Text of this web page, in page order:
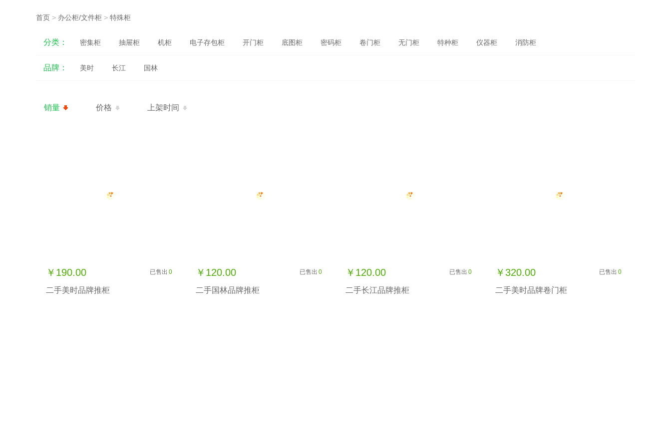
首页 > 办公柜/文件柜 > 特殊柜
分类： 密集柜 抽屉柜 机柜 电子存包柜 开门柜 底图柜 密码柜 卷门柜 无门柜 特种柜 仪器柜 消防柜
品牌： 美时 长江 国林
销量 价格 上架时间
￥190.00 已售出 0
二手美时品牌推柜
￥120.00 已售出 0
二手国林品牌推柜
￥120.00 已售出 0
二手长江品牌推柜
￥320.00 已售出 0
二手美时品牌卷门柜